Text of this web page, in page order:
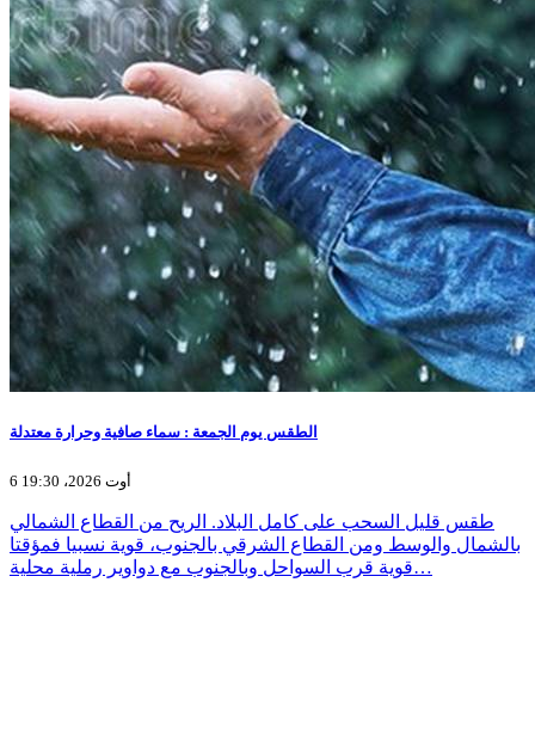
الطقس يوم الجمعة : سماء صافية وحرارة معتدلة
6 أوت 2026، 19:30
طقس قليل السحب على كامل البلاد. الريح من القطاع الشمالي
بالشمال والوسط ومن القطاع الشرقي بالجنوب، قوية نسبيا فمؤقتا
قوية قرب السواحل وبالجنوب مع دواوير رملية محلية…